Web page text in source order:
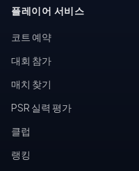
플레이어 서비스
코트 예약
대회 참가
매치 찾기
PSR 실력 평가
클럽
랭킹